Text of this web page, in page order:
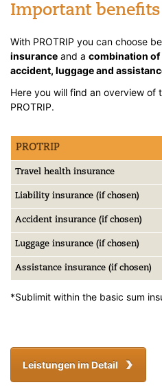
Important
With PROTRIP you can choose
insurance and a combination of
accident, luggage and
Here you will find an overview
PROTRIP.
PROTRIP
Travel health insurance
Liability insurance (if chosen)
Accident insurance (if chosen)
Luggage insurance (if chosen)
Assistance insurance (if chosen)
*Sublimit within the basic sum
Leistungen im Detail